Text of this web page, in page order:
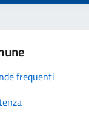
frequenti